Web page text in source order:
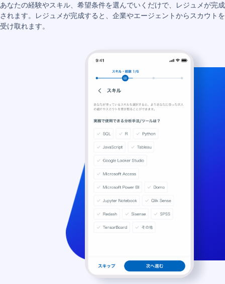
あなたの経験やスキル、希望条件を選んでいくだけで、レジュメが完成
されます。レジュメが完成すると、企業やエージェントからスカウトを
受け取れます。